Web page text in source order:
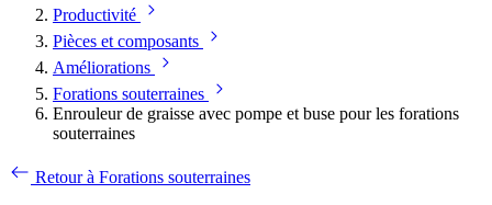
Productivité
Pièces et composants
Améliorations
Forations souterraines
Enrouleur de graisse avec pompe et buse pour les forations
souterraines
Retour à Forations souterraines